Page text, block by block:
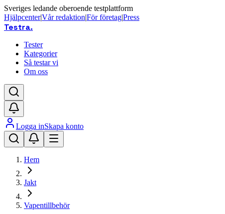
Sveriges ledande oberoende testplattform
Hjälpcenter|Vår redaktion|För företag|Press
Testra.
Tester
Kategorier
Så testar vi
Om oss
Logga inSkapa konto
Hem
Jakt
Vapentillbehör